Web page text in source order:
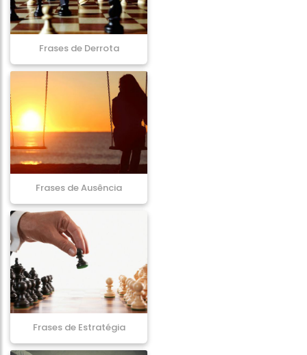
Frases de Derrota
Frases de Ausência
Frases de Estratégia